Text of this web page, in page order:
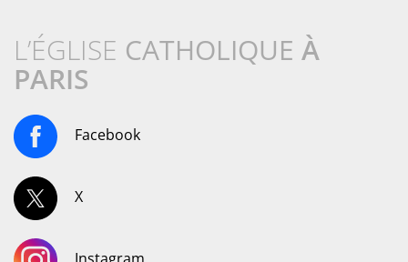
L’ÉGLISE CATHOLIQUE À
PARIS
Facebook
X